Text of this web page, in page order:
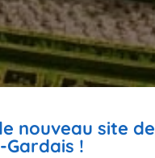
nouveau site de
!